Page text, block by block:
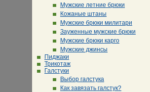
Мужские летние брюки
Кожаные штаны
Мужские брюки милитари
Зауженные мужские брюки
Мужские брюки карго
Мужские джинсы
Пиджаки
Трикотаж
Галстуки
Выбор галстука
Как завязать галстук?